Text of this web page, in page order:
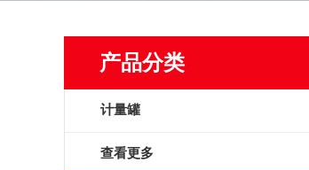
产品分类
计量罐
查看更多